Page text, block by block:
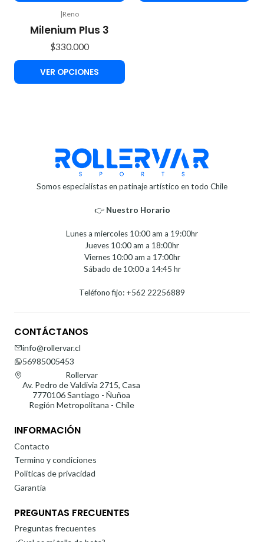
|Reno
Milenium Plus 3
$330.000
VER OPCIONES
Somos especialistas en patinaje artístico en todo Chile
👉 Nuestro Horario⁣⁣
Lunes a miercoles 10:00 am a 19:00hr
Jueves 10:00 am a 18:00hr
Viernes 10:00 am a 17:00hr
Sábado de 10:00 a 14:45 hr
Teléfono fijo: +562 22256889
CONTÁCTANOS
info@rollervar.cl
56985005453
Rollervar
Av. Pedro de Valdivia 2715, Casa
7770106 Santiago - Ñuñoa
Región Metropolitana - Chile
INFORMACIÓN
Contacto
Termino y condiciones
Politicas de privacidad
Garantía
PREGUNTAS FRECUENTES
Preguntas frecuentes